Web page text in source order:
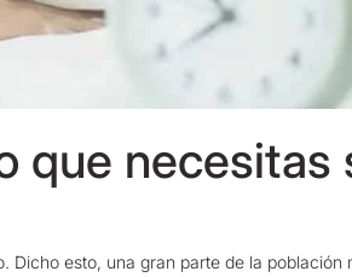
que necesitas
esto, una gran parte de la